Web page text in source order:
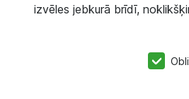
izvēles jebkurā brīdī,